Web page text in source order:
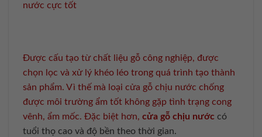
nước cực tốt
Được cấu tạo từ chất liệu gỗ công nghiệp, được
chọn lọc và xử lý khéo léo trong quá trình tạo thành
sản phẩm. Vì thế mà loại cửa gỗ chịu nước chống
được môi trường ẩm tốt không gặp tình trạng cong
vênh, ẩm mốc. Đặc biệt hơn, cửa gỗ chịu nước có
tuổi thọ cao và độ bền theo thời gian.